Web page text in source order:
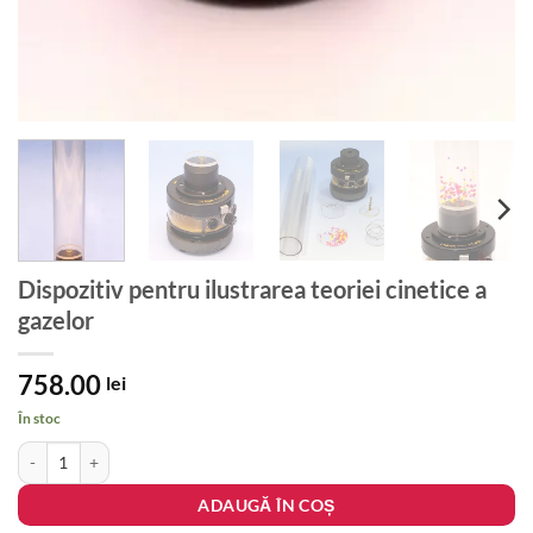
Dispozitiv pentru ilustrarea teoriei cinetice a
gazelor
758.00 lei
În stoc
Cantitate Dispozitiv pentru ilustrarea teoriei cinetice a gazelor
ADAUGĂ ÎN COȘ